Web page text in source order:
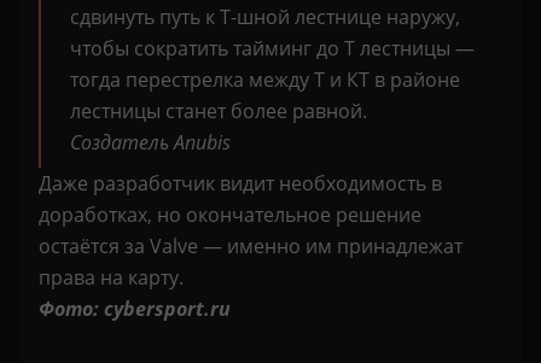
сдвинуть путь к Т-шной лестнице наружу,
чтобы сократить тайминг до T лестницы —
тогда перестрелка между T и КТ в районе
лестницы станет более равной.
Создатель Anubis
Даже разработчик видит необходимость в
доработках, но окончательное решение
остаётся за Valve — именно им принадлежат
права на карту.
Фото: cybersport.ru